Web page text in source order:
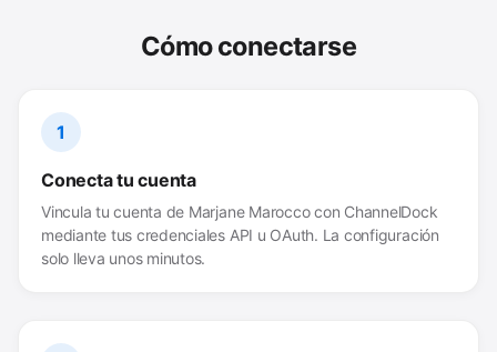
Cómo conectarse
1
Conecta tu cuenta
Vincula tu cuenta de Marjane Marocco con ChannelDock
mediante tus credenciales API u OAuth. La configuración
solo lleva unos minutos.